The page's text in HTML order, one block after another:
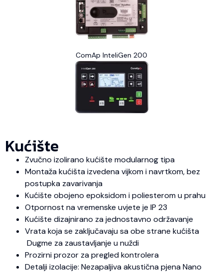
ComAp InteliGen 200
Kućište
Zvučno izolirano kućište modularnog tipa
Montaža kućišta izvedena vijkom i navrtkom, bez
postupka zavarivanja
Kućište obojeno epoksidom i poliesterom u prahu
Otpornost na vremenske uvjete je IP 23
Kućište dizajnirano za jednostavno održavanje
Vrata koja se zaključavaju sa obe strane kućišta
Dugme za zaustavljanje u nuždi
Prozirni prozor za pregled kontrolera
Detalji izolacije: Nezapaljiva akustična pjena Nano